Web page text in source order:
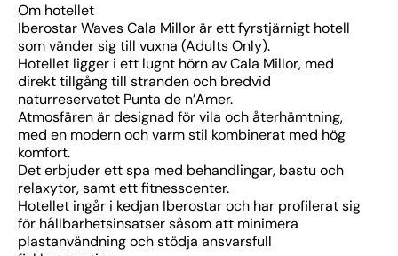
Om hotellet
Iberostar Waves Cala Millor är ett fyrstjärnigt hotell
som vänder sig till vuxna (Adults Only).
Hotellet ligger i ett lugnt hörn av Cala Millor, med
direkt tillgång till stranden och bredvid
naturreservatet Punta de n’Amer.
Atmosfären är designad för vila och återhämtning,
med en modern och varm stil kombinerat med hög
komfort.
Det erbjuder ett spa med behandlingar, bastu och
relaxytor, samt ett fitnesscenter.
Hotellet ingår i kedjan Iberostar och har profilerat sig
för hållbarhetsinsatser såsom att minimera
plastanvändning och stödja ansvarsfull